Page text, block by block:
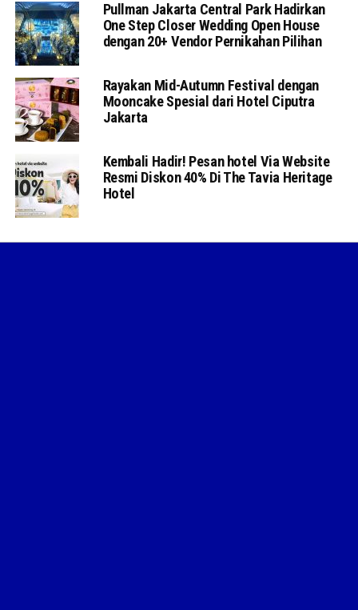
Pullman Jakarta Central Park Hadirkan
One Step Closer Wedding Open House
dengan 20+ Vendor Pernikahan Pilihan
Rayakan Mid-Autumn Festival dengan
Mooncake Spesial dari Hotel Ciputra
Jakarta
Kembali Hadir! Pesan hotel Via Website
Resmi Diskon 40% Di The Tavia Heritage
Hotel